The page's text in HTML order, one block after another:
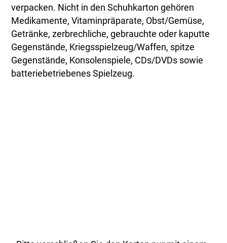
verpacken. Nicht in den Schuhkarton gehören
Medikamente, Vitaminpräparate, Obst/Gemüse,
Getränke, zerbrechliche, gebrauchte oder kaputte
Gegenstände, Kriegsspielzeug/Waffen, spitze
Gegenstände, Konsolenspiele, CDs/DVDs sowie
batteriebetriebenes Spielzeug.